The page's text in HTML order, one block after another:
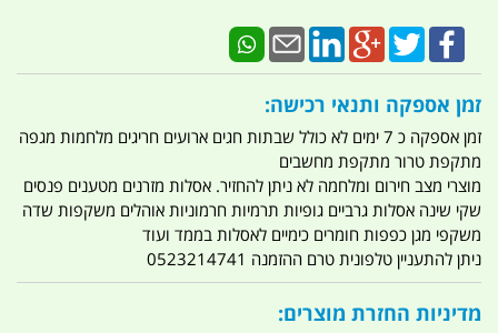
זמן אספקה ותנאי רכישה:
זמן אספקה כ 7 ימים לא כולל שבתות חגים ארועים חריגים מלחמות מגפה
מתקפת טרור מתקפת מחשבים
מוצרי מצב חירום ומלחמה לא ניתן להחזיר. אסלות מזרנים מטענים פנסים
שקי שינה אסלות גרביים גופיות תרמיות חרמוניות אוהלים משקפות שדה
משקפי מגן כפפות חומרים כימיים לאסלות בממד ועוד
ניתן להתעניין טלפונית טרם ההזמנה 0523214741
מדיניות החזרת מוצרים: